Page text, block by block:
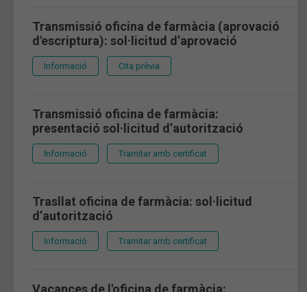
Transmissió oficina de farmàcia (aprovació
d'escriptura): sol·licitud d’aprovació
Informació Cita prèvia
Transmissió oficina de farmàcia:
presentació sol·licitud d’autorització
Informació Tramitar amb certificat
Trasllat oficina de farmàcia: sol·licitud
d’autorització
Informació Tramitar amb certificat
Vacances de l'oficina de farmàcia: